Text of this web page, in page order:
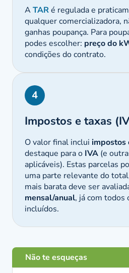
ATARé regulada e
qualquer comercializadora,
ganhas poupança. Para
podes escolher: preço do
condições do contrato.
4
Impostos e taxas
O valor final inclui impostos
destaque para o IVA (e
aplicáveis). Estas parcelas
uma parte relevante do
mais barata deve ser
mensal/anual, já com todos
incluídos.
Não te esqueças